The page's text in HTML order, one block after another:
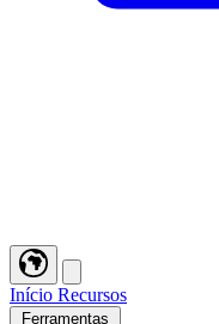
Início Recursos